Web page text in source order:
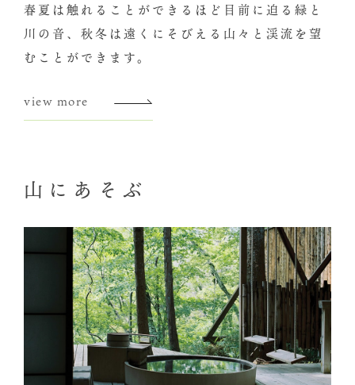
春夏は触れることができるほど目前に迫る緑と
川の音、秋冬は遠くにそびえる山々と渓流を望
むことができます。
view more
山にあそぶ